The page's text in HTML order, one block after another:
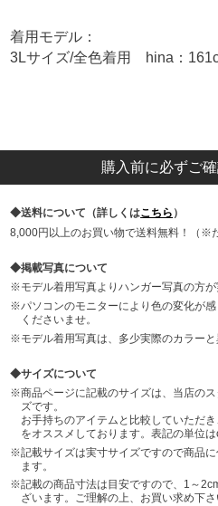
着用モデル：
3Lサイズ/全色着用 hina：
購入前に必ずご確
送料について（詳しくはこちら ）
8,000円以上のお買い物で送料無料！（※
掲載写真について
モデル着用写真よりハンガー写真の方
パソコンのモニターにより色の変化が
くださいませ。
モデル着用写真は、多少実際のカラーと
サイズについて
商品ページに記載のサイズは、当店の
ズです。
お手持ちのアイテムと比較していただ
をオススメしております。表記の単位は
記載サイズは実寸サイズですので商品
ます。
記載の商品寸法は目安ですので、1～
ざいます。ご理解の上、お買い求め下